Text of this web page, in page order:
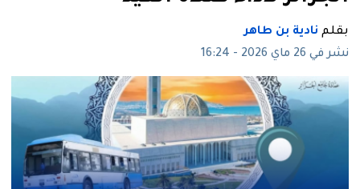
بقلم نادية بن طاهر
نشر في 26 ماي 2026 - 16:24